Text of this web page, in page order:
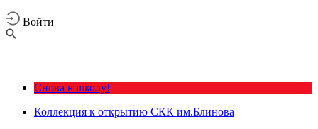
Войти
Снова в школу!
Коллекция к открытию СКК им.Блинова